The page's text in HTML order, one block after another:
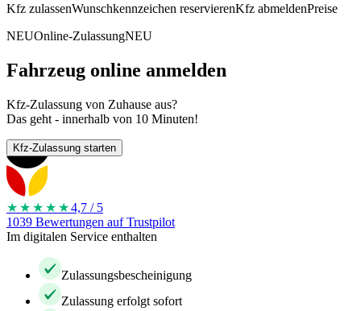
Kfz zulassenWunschkennzeichen reservierenKfz abmeldenPreise
NEUOnline-ZulassungNEU
Fahrzeug online anmelden
Kfz-Zulassung von Zuhause aus?
Das geht - innerhalb von 10 Minuten!
Kfz-Zulassung starten
★★★★ ★4,7 / 5
1039 Bewertungen auf Trustpilot
Im digitalen Service enthalten
Zulassungsbescheinigung
Zulassung erfolgt sofort